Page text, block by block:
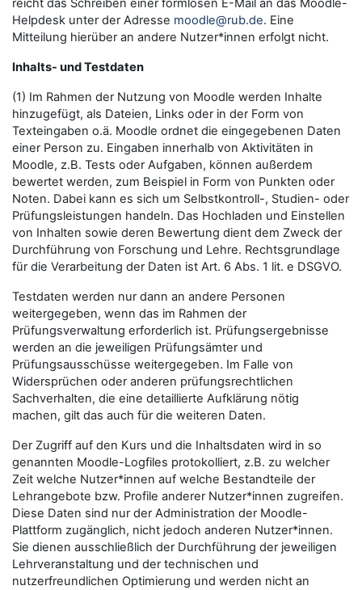
reicht das Schreiben einer formlosen E-Mail an das Moodle-
Helpdesk unter der Adresse moodle@rub.de. Eine
Mitteilung hierüber an andere Nutzer*innen erfolgt nicht.
Inhalts- und Testdaten
(1) Im Rahmen der Nutzung von Moodle werden Inhalte
hinzugefügt, als Dateien, Links oder in der Form von
Texteingaben o.ä. Moodle ordnet die eingegebenen Daten
einer Person zu. Eingaben innerhalb von Aktivitäten in
Moodle, z.B. Tests oder Aufgaben, können außerdem
bewertet werden, zum Beispiel in Form von Punkten oder
Noten. Dabei kann es sich um Selbstkontroll-, Studien- oder
Prüfungsleistungen handeln. Das Hochladen und Einstellen
von Inhalten sowie deren Bewertung dient dem Zweck der
Durchführung von Forschung und Lehre. Rechtsgrundlage
für die Verarbeitung der Daten ist Art. 6 Abs. 1 lit. e DSGVO.
Testdaten werden nur dann an andere Personen
weitergegeben, wenn das im Rahmen der
Prüfungsverwaltung erforderlich ist. Prüfungsergebnisse
werden an die jeweiligen Prüfungsämter und
Prüfungsausschüsse weitergegeben. Im Falle von
Widersprüchen oder anderen prüfungsrechtlichen
Sachverhalten, die eine detaillierte Aufklärung nötig
machen, gilt das auch für die weiteren Daten.
Der Zugriff auf den Kurs und die Inhaltsdaten wird in so
genannten Moodle-Logfiles protokolliert, z.B. zu welcher
Zeit welche Nutzer*innen auf welche Bestandteile der
Lehrangebote bzw. Profile anderer Nutzer*innen zugreifen.
Diese Daten sind nur der Administration der Moodle-
Plattform zugänglich, nicht jedoch anderen Nutzer*innen.
Sie dienen ausschließlich der Durchführung der jeweiligen
Lehrveranstaltung und der technischen und
nutzerfreundlichen Optimierung und werden nicht an